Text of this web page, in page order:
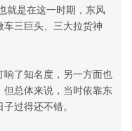
就是在这一时期，东风
三巨头、三大拉货神
了知名度，另一方面也
总体来说，当时依靠东
过得还不错。